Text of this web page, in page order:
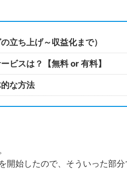
立ち上げ～収益化まで）
ビスは？【無料 or 有料】
な方法
開始したので、そういった部分